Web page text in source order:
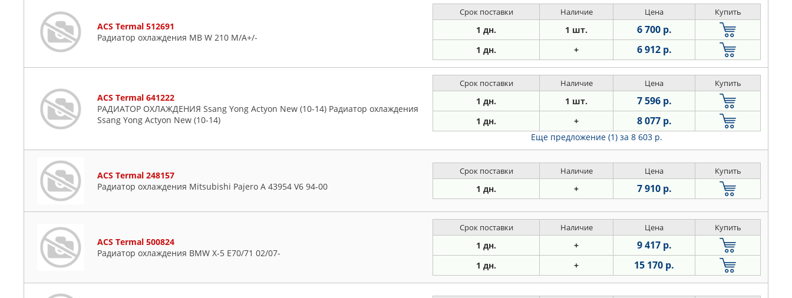
ACS Termal 512691
Радиатор охлаждения MB W 210 M/A+/-
Срок поставки Наличие Цена Купить
1 дн. 1 шт. 6 700 р.
1 дн. + 6 912 р.
ACS Termal 641222
РАДИАТОР ОХЛАЖДЕНИЯ Ssang Yong Actyon New (10-14) Радиатор охлаждения
Ssang Yong Actyon New (10-14)
Срок поставки Наличие Цена Купить
1 дн. 1 шт. 7 596 р.
1 дн. + 8 077 р.
Еще предложение (1) за 8 603 р.
ACS Termal 248157
Радиатор охлаждения Mitsubishi Pajero A 43954 V6 94-00
Срок поставки Наличие Цена Купить
1 дн. + 7 910 р.
ACS Termal 500824
Радиатор охлаждения BMW X-5 E70/71 02/07-
Срок поставки Наличие Цена Купить
1 дн. + 9 417 р.
1 дн. + 15 170 р.